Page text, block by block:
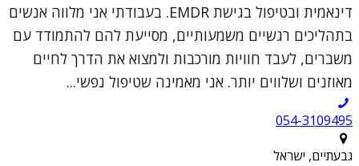
דינאמית ובטיפול בגישת EMDR. בעבודתי אני מלווה אנשים
בתהליכים רגשיים משמעותיים, מסייעת להם להתמודד עם
משברים, לעבד חוויות מורכבות ולמצוא את הדרך לחיים
מאוזנים ושלווים יותר. אני מאמינה שטיפול נפשי...
054-3109495
גבעתיים, ישראל